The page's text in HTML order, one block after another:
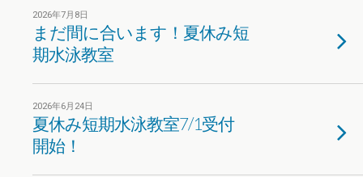
2026年7月8日
まだ間に合います！夏休み短
期水泳教室
2026年6月24日
夏休み短期水泳教室7/1受付
開始！